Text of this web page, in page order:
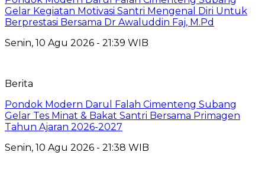
Gelar Kegiatan Motivasi Santri Mengenal Diri Untuk
Berprestasi Bersama Dr Awaluddin Faj, M.Pd
Senin, 10 Agu 2026 - 21:39 WIB
Berita
Pondok Modern Darul Falah Cimenteng Subang
Gelar Tes Minat & Bakat Santri Bersama Primagen
Tahun Ajaran 2026-2027
Senin, 10 Agu 2026 - 21:38 WIB